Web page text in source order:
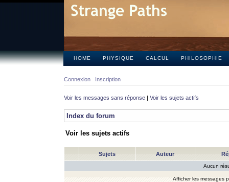
HOME PHYSIQUE CALCUL PHILOSOPHIE
Connexion Inscription
Voir les messages sans réponse | Voir les sujets actifs
Index du forum
Voir les sujets actifs
Sujets Auteur
Aucun
Afficher les messages